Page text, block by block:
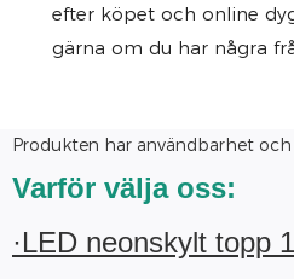
efter köpet och online
gärna om du har några
Produkten har användbarhet och
Varför välja oss:
·LED neonskylt topp